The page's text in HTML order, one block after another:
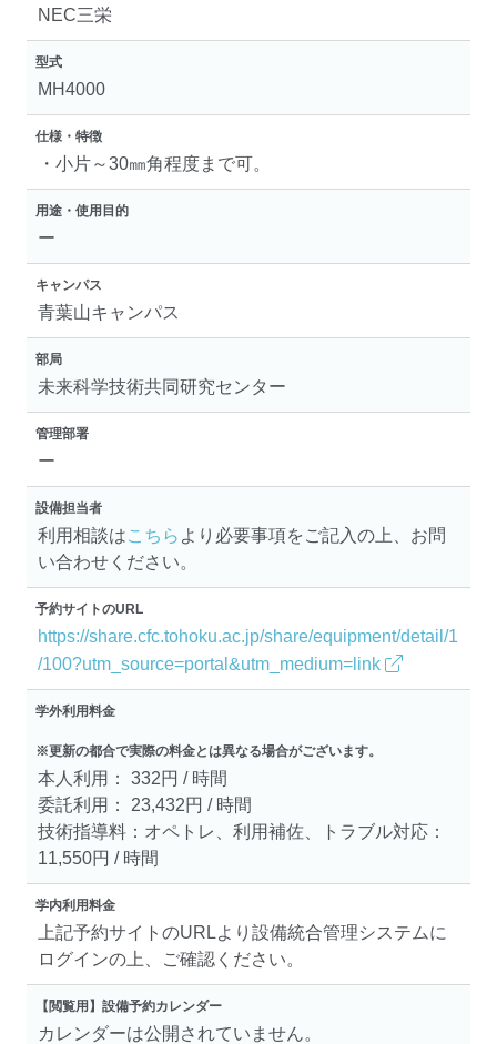
NEC三栄
型式
MH4000
仕様・特徴
・小片～30㎜角程度まで可。
用途・使用目的
ー
キャンパス
青葉山キャンパス
部局
未来科学技術共同研究センター
管理部署
ー
設備担当者
利用相談はこちら より必要事項をご記入の上、お問
い合わせください。
予約サイトのURL
https://share.cfc.tohoku.ac.jp/share/equipment/detail/1
/100?utm_source=portal&utm_medium=link
学外利用料金
※更新の都合で実際の料金とは異なる場合がございます。
本人利用： 332円 / 時間
委託利用： 23,432円 / 時間
技術指導料：オペトレ、利用補佐、トラブル対応：
11,550円 / 時間
学内利用料金
上記予約サイトのURLより設備統合管理システムに
ログインの上、ご確認ください。
【閲覧用】設備予約カレンダー
カレンダーは公開されていません。